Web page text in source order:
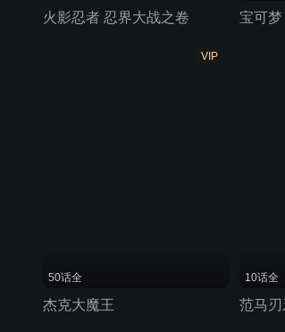
火影忍者 忍界大战之卷 宝可
VIP
50话全
杰克大魔王
10话全
范马